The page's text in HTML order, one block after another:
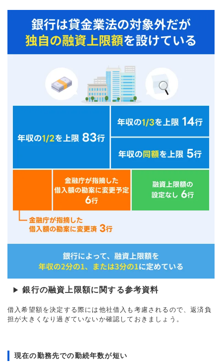
▶ 銀行の融資上限額に関する参考資料
借入希望額を決定する際には他社借入も考慮されるので、返済負
担が大きくなり過ぎていないか確認しておきましょう。
現在の勤務先での勤続年数が短い